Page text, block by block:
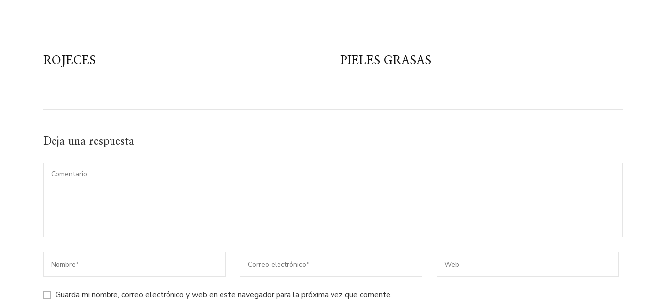
ROJECES PIELES GRASAS
Deja una respuesta
Guarda mi nombre, correo electrónico y web en este navegador para la próxima vez que comente.